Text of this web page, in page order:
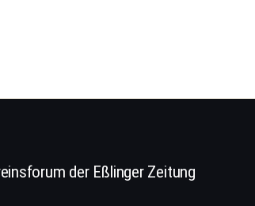
der Eßlinger Zeitung